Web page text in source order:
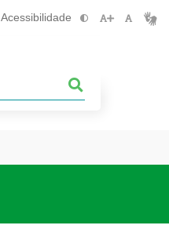
Acessibilidade